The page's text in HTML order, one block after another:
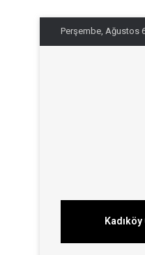
Perşembe, Ağustos